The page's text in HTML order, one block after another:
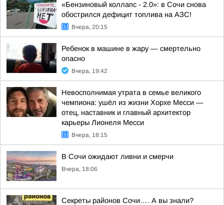
«Бензиновый коллапс - 2.0»: в Сочи снова
обострился дефицит топлива на АЗС!
Вчера, 20:15
Ребенок в машине в жару — смертельно
опасно
Вчера, 19:42
Невосполнимая утрата в семье великого
чемпиона: ушёл из жизни Хорхе Месси —
отец, наставник и главный архитектор
карьеры Лионеля Месси
Вчера, 18:15
В Сочи ожидают ливни и смерчи
Вчера, 18:06
Секреты районов Сочи…. А вы знали?